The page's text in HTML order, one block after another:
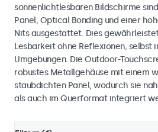
sonnenlichtlesbaren Bildschirme
Panel, Optical Bonding und einer
Nits ausgestattet. Dies
Lesbarkeit ohne Reflexionen, selbst
Umgebungen. Die Outdoor-
robustes Metallgehäuse mit einem
staubdichten Panel, wodurch sie
als auch im Querformat integriert